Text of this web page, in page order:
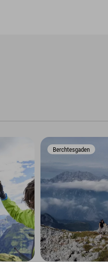
Berchtesgaden